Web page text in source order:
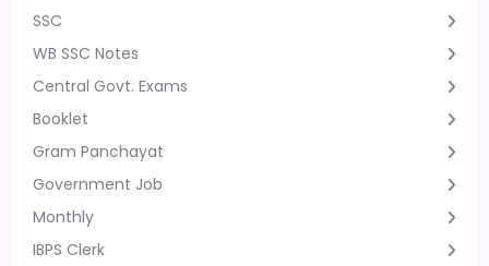
SSC
WB SSC Notes
Central Govt. Exams
Booklet
Gram Panchayat
Government Job
Monthly
IBPS Clerk